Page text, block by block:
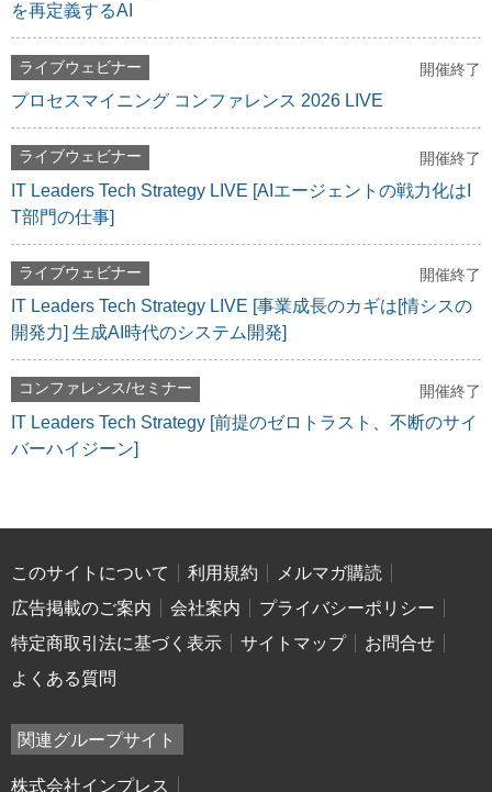
を再定義するAI
ライブウェビナー 開催終了
プロセスマイニング コンファレンス 2026 LIVE
ライブウェビナー 開催終了
IT Leaders Tech Strategy LIVE [AIエージェントの戦力化はI
T部門の仕事]
ライブウェビナー 開催終了
IT Leaders Tech Strategy LIVE [事業成長のカギは[情シスの
開発力] 生成AI時代のシステム開発]
コンファレンス/セミナー 開催終了
IT Leaders Tech Strategy [前提のゼロトラスト、不断のサイ
バーハイジーン]
このサイトについて 利用規約
メルマガ購読
広告掲載のご案内
会社案内
プライバシーポリシー
特定商取引法に基づく表示
サイトマップ
お問合せ
よくある質問
関連グループサイト
株式会社インプレス